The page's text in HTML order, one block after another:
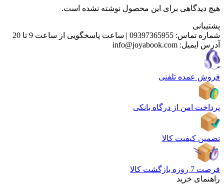
هیچ دیدگاهی برای این محصول نوشته نشده است.
پشتیبانی
شماره تماس: 09397365955
| ساعت پاسخگویی از ساعت 9 تا 20
آدرس ایمیل: info@joyabook.com
فروش عمده تلفنی
پرداخت امن از درگاه بانکی
تضمین کیفیت کالا
فرصت 7 روزه بازگشت کالا
راهنمای خرید